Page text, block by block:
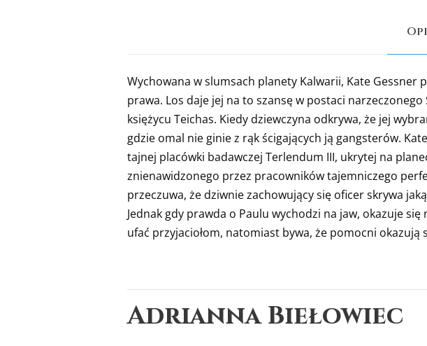
Wychowana w slumsach planety Kalwarii, Kate
prawa. Los daje jej na to szansę w postaci
księżycu Teichas. Kiedy dziewczyna odkrywa, że jej
gdzie omal nie ginie z rąk ścigających ją gangsterów.
tajnej placówki badawczej Terlendum III, ukrytej na
znienawidzonego przez pracowników tajemniczego
przeczuwa, że dziwnie zachowujący się oficer skrywa
Jednak gdy prawda o Paulu wychodzi na jaw, okazuje
ufać przyjaciołom, natomiast bywa, że pomocni okazują
Adrianna Biełowiec